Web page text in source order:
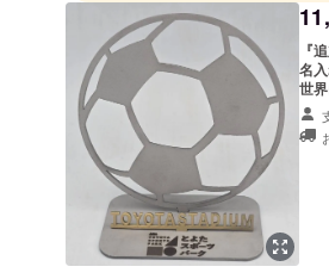
『
名
世
「
の
ザ